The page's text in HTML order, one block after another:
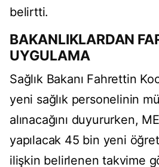
belirtti.
BAKANLIKLARDAN
UYGULAMA
Sağlık Bakanı Fahrettin
yeni sağlık personelinin
alınacağını duyururken,
yapılacak 45 bin yeni
ilişkin belirlenen takvime